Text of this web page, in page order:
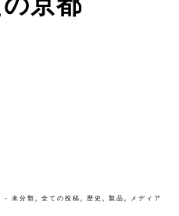
- 未分類 , 全ての投稿 , 歴史 , 製品 , メディア